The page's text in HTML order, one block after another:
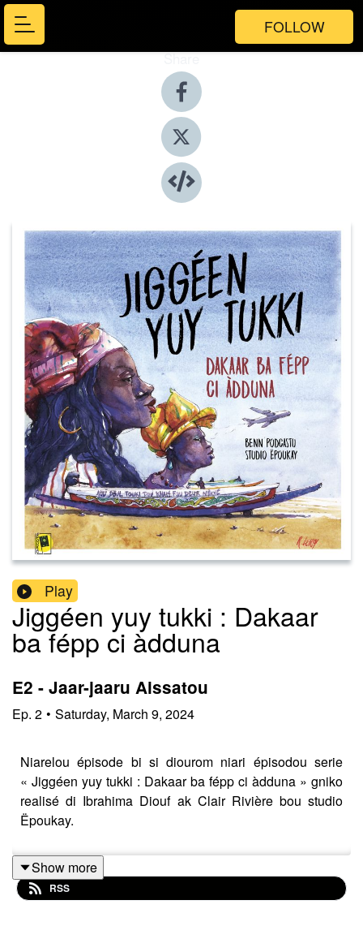
FOLLOW
Share
Play
Jiggéen yuy tukki : Dakaar
ba fépp ci àdduna
E2 - Jaar-jaaru Aissatou
Ep. 2 • Saturday, March 9, 2024
Niarelou épisode bi si diourom niari épisodou serie
« Jiggéen yuy tukki : Dakaar ba fépp ci àdduna » gniko
realisé di Ibrahima Diouf ak Clair Rivière bou studio
Ëpoukay.
Show more
RSS